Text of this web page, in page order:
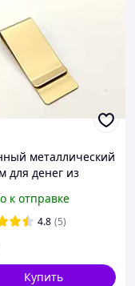
металлический
для денег из
к отправке
4.8 (5)
Купить